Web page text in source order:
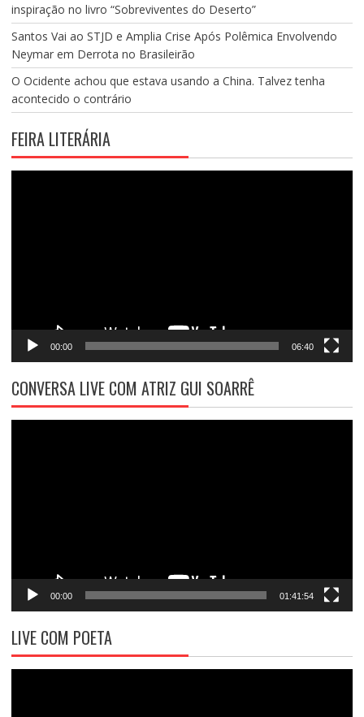
inspiração no livro “Sobreviventes do Deserto”
Santos Vai ao STJD e Amplia Crise Após Polêmica Envolvendo
Neymar em Derrota no Brasileirão
O Ocidente achou que estava usando a China. Talvez tenha
acontecido o contrário
FEIRA LITERÁRIA
00:00 06:40
CONVERSA LIVE COM ATRIZ GUI SOARRÊ
00:00 01:41:54
LIVE COM POETA